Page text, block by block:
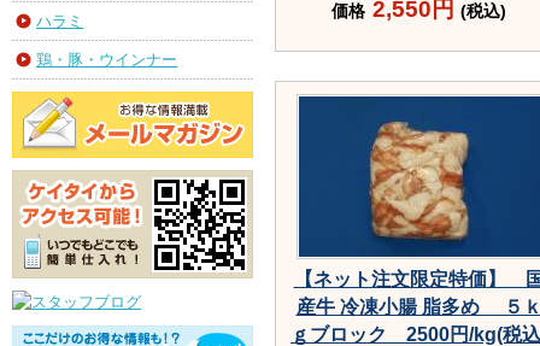
ハラミ
鶏・豚・ウインナー
価格 2,550円 (税込)
【ネット注文限定特価】
産牛 冷凍小腸 脂多め ５
ｇブロック 2500円/kg(税